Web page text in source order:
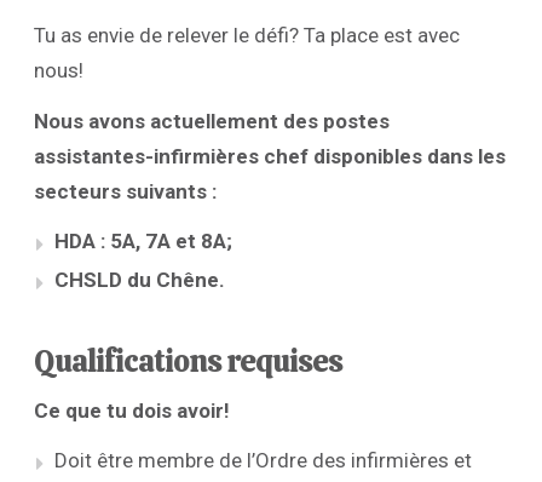
Tu as envie de relever le défi? Ta place est avec
nous!
Nous avons actuellement des postes
assistantes-infirmières chef disponibles dans les
secteurs suivants :
HDA : 5A, 7A et 8A;
CHSLD du Chêne.
Qualifications requises
Ce que tu dois avoir!
Doit être membre de l’Ordre des infirmières et